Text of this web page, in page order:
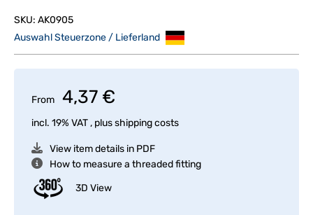
SKU: AK0905
Auswahl Steuerzone / Lieferland
From 4,37 €
incl. 19% VAT , plusshipping costs
View item details in PDF
How to measure a threaded fitting
3D View